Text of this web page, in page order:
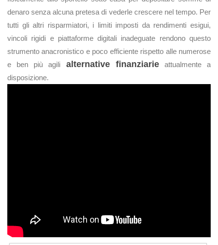
denaro senza alcuna pretesa di vederle crescere nel tempo. Per
tutti gli altri risparmiatori, i limiti imposti da rendimenti esigui,
vincoli rigidi e piattaforme digitali inadeguate rendono questo
strumento anacronistico e poco efficiente rispetto alle numerose
e ben più agili alternative finanziarieattualmente a
disposizione.